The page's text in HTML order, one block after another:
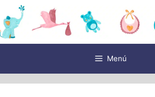
Saltar
al
contenido
Menú